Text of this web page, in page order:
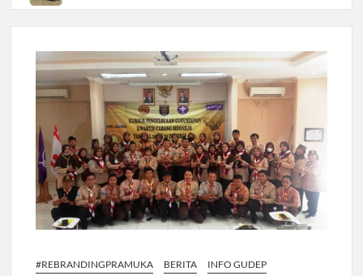
#REBRANDINGPRAMUKA BERITA INFO GUDEP